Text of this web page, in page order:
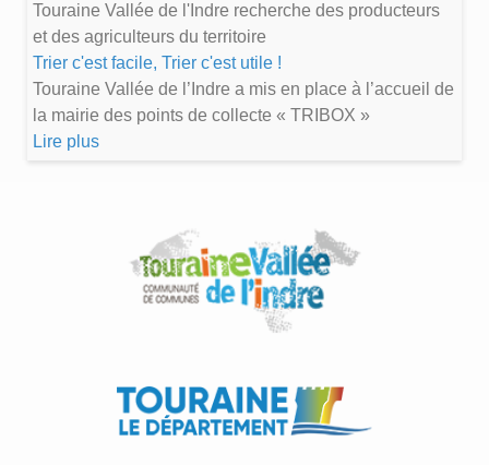
Touraine Vallée de l'Indre recherche des producteurs
et des agriculteurs du territoire
Trier c'est facile, Trier c'est utile !
Touraine Vallée de l’Indre a mis en place à l’accueil de
la mairie des points de collecte « TRIBOX »
Lire plus